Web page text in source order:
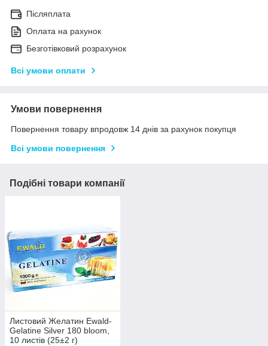
Післяплата
Оплата на рахунок
Безготівковий розрахунок
Всі умови оплати
Умови повернення
Повернення товару впродовж 14 днів за рахунок покупця
Всі умови повернення
Подібні товари компанії
Листовий Желатин Ewald-
Gelatine Silver 180 bloom,
10 листів (25±2 г)